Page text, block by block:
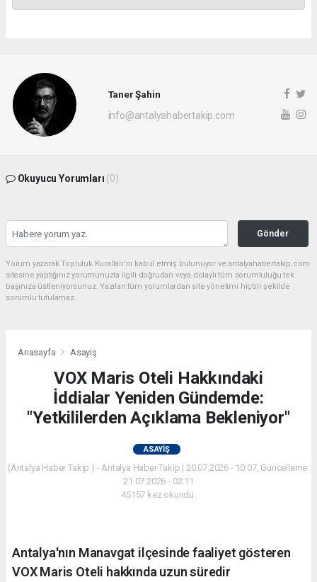
Taner Şahin
info@antalyahabertakip.com
Okuyucu Yorumları (0)
Gönder
Yorum yazarak Topluluk Kuralları’nı kabul etmiş bulunuyor ve antalyahabertakip.com
sitesine yaptığınız yorumunuzla ilgili doğrudan veya dolaylı tüm sorumluluğu tek
başınıza üstleniyorsunuz. Yazılan tüm yorumlardan site yönetimi hiçbir şekilde
sorumlu tutulamaz.
Anasayfa Asayiş
VOX Maris Oteli Hakkındaki
İddialar Yeniden Gündemde:
"Yetkililerden Açıklama Bekleniyor"
ASAYIŞ
(Antalya Haber Takip ) - Antalya Haber Takip | 20.07.2026 - 10:07, Güncelleme:
21.07.2026 - 02:11
45157 kez okundu.
Antalya'nın Manavgat ilçesinde faaliyet gösteren
VOX Maris Oteli hakkında uzun süredir